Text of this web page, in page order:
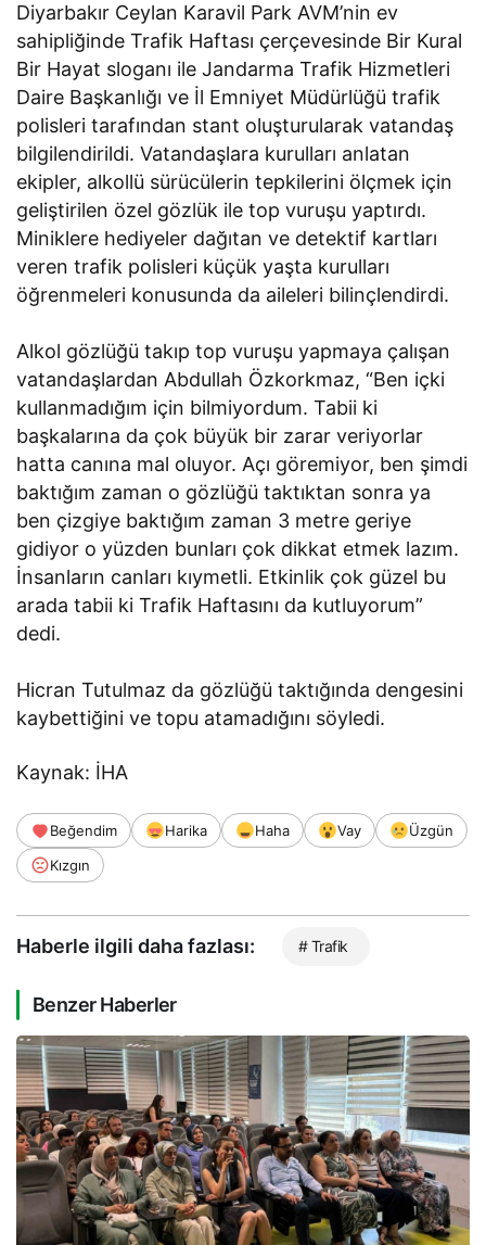
Diyarbakır Ceylan Karavil Park AVM’nin ev
sahipliğinde Trafik Haftası çerçevesinde Bir Kural
Bir Hayat sloganı ile Jandarma Trafik Hizmetleri
Daire Başkanlığı ve İl Emniyet Müdürlüğü trafik
polisleri tarafından stant oluşturularak vatandaş
bilgilendirildi. Vatandaşlara kurulları anlatan
ekipler, alkollü sürücülerin tepkilerini ölçmek için
geliştirilen özel gözlük ile top vuruşu yaptırdı.
Miniklere hediyeler dağıtan ve detektif kartları
veren trafik polisleri küçük yaşta kurulları
öğrenmeleri konusunda da aileleri bilinçlendirdi.
Alkol gözlüğü takıp top vuruşu yapmaya çalışan
vatandaşlardan Abdullah Özkorkmaz, “Ben içki
kullanmadığım için bilmiyordum. Tabii ki
başkalarına da çok büyük bir zarar veriyorlar
hatta canına mal oluyor. Açı göremiyor, ben şimdi
baktığım zaman o gözlüğü taktıktan sonra ya
ben çizgiye baktığım zaman 3 metre geriye
gidiyor o yüzden bunları çok dikkat etmek lazım.
İnsanların canları kıymetli. Etkinlik çok güzel bu
arada tabii ki Trafik Haftasını da kutluyorum”
dedi.
Hicran Tutulmaz da gözlüğü taktığında dengesini
kaybettiğini ve topu atamadığını söyledi.
Kaynak: İHA
Beğendim Harika Haha Vay
Üzgün
Kızgın
Haberle ilgili daha fazlası: # Trafik
Benzer Haberler